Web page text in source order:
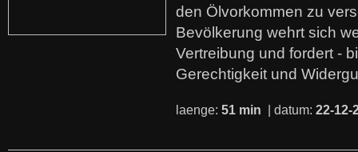
den Ölvorkommen zu
Bevölkerung wehrt sich
Vertreibung und fordert -
Gerechtigkeit und
laenge: 51 min | datum: 22-12-